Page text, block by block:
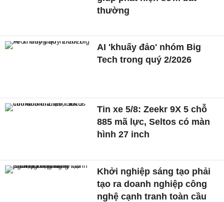
thường
AI 'khuấy đảo' nhóm Big
Tech trong quý 2/2026
Tin xe 5/8: Zeekr 9X 5 chỗ
885 mã lực, Seltos có màn
hình 27 inch
Khởi nghiệp sáng tạo phải
tạo ra doanh nghiệp công
nghệ cạnh tranh toàn cầu